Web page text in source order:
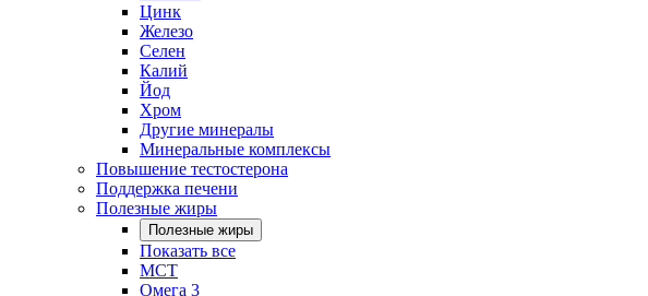
Цинк
Железо
Селен
Калий
Йод
Хром
Другие минералы
Минеральные комплексы
Повышение тестостерона
Поддержка печени
Полезные жиры
Полезные жиры
Показать все
MCT
Омега 3